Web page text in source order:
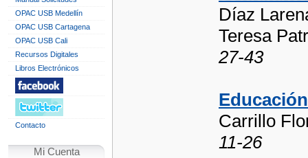
OPAC USB Medellín
OPAC USB Cartagena
OPAC USB Cali
Recursos Digitales
Libros Electrónicos
Contacto
Mi Cuenta
Díaz
Teresa
27-43
Carrillo
11-26